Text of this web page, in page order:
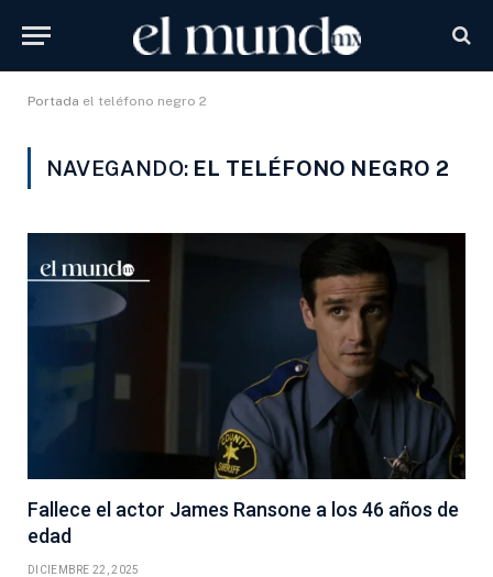
Portada el teléfono negro 2
NAVEGANDO: EL TELÉFONO NEGRO 2
Fallece el actor James Ransone a los 46 años de
edad
DICIEMBRE 22, 2025